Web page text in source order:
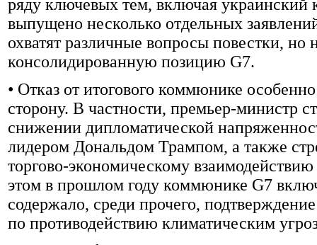
ряду ключевых тем, включая украинский
выпущено несколько отдельных
охватят различные вопросы повестки, но
консолидированную позицию G7.
• Отказ от итогового коммюнике
сторону. В частности, премьер-министр
снижении дипломатической
лидером Дональдом Трампом, а также
торгово-экономическому
этом в прошлом году коммюнике G7
содержало, среди прочего,
по противодействию климатическим